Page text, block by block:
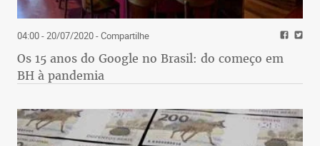
04:00 - 20/07/2020- Compartilhe
Os 15 anos do Google no Brasil: do começo em
BH à pandemia